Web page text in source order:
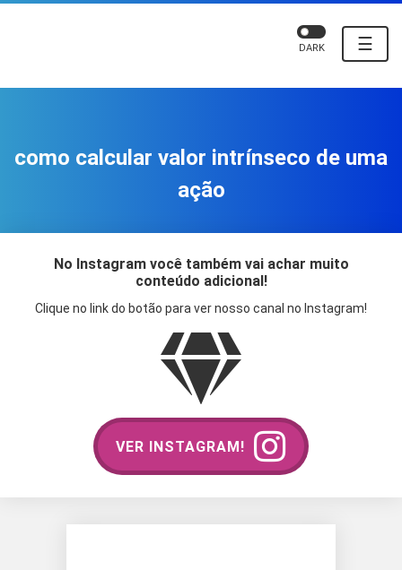
☰
DARK
como calcular valor intrínseco de uma
ação
No Instagram você também vai achar muito
conteúdo adicional!
Clique no link do botão para ver nosso canal no Instagram!
VER INSTAGRAM!